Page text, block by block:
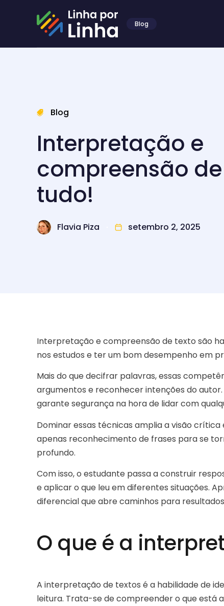
Blog
Blog
Interpretação e
compreensão
tudo!
Flavia Piza setembro 2, 2025
Interpretação e compreensão de texto são
nos estudos e ter um bom desempenho em
Mais do que decifrar palavras, essas
argumentos e reconhecer intenções do
garante segurança na hora de lidar com
Dominar essas técnicas amplia a visão
apenas reconhecimento de frases para se
profundo.
Com isso, o estudante passa a construir
e aplicar o que leu em diferentes situações.
diferencial que abre caminhos para
O que é a
A interpretação de textos é a habilidade de
leitura. Trata-se de compreender o que está